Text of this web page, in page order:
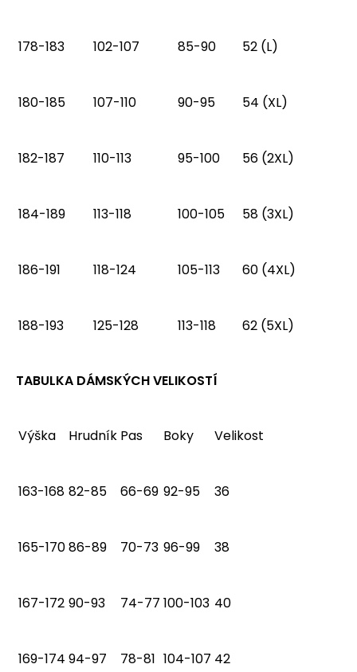
178-183 102-107 85-90 52 (L)
180-185 107-110 90-95 54 (XL)
182-187 110-113 95-100 56 (2XL)
184-189 113-118 100-105 58 (3XL)
186-191 118-124 105-113 60 (4XL)
188-193 125-128 113-118 62 (5XL)
TABULKA DÁMSKÝCH VELIKOSTÍ
Výška Hrudník Pas Boky Velikost
163-168 82-85 66-69 92-95 36
165-17086-89 70-73 96-99 38
167-172 90-93 74-77 100-103 40
169-174 94-97 78-81 104-107 42